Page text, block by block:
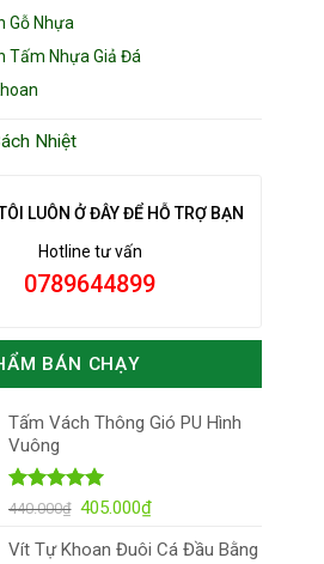
Gỗ Nhựa
Tấm Nhựa Giả Đá
Nhiệt
LUÔN Ở ĐÂY ĐỂ HỖ TRỢ BẠN
Hotline tư vấn
0789644899
BÁN CHẠY
Tấm Vách Thông Gió PU Hình
Vuông
Được xếp
5 sao
440.000₫ Giá
là:
405.000₫Giá
tại
Vít Tự Khoan Đuôi Cá Đầu Bằng